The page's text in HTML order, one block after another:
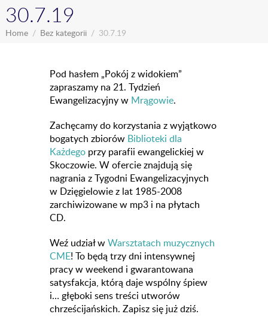
30.7.19
Home Bez kategorii 30.7.19
Pod hasłem „Pokój z widokiem”
zapraszamy na 21. Tydzień
Ewangelizacyjny w Mrągowie.
Zachęcamy do korzystania z wyjątkowo
bogatych zbiorów Biblioteki dla
Każdego przy parafii ewangelickiej w
Skoczowie. W ofercie znajdują się
nagrania z Tygodni Ewangelizacyjnych
w Dzięgielowie z lat 1985-2008
zarchiwizowane w mp3 i na płytach
CD.
Weź udział wWarsztatach muzycznych
CME! To będą trzy dni intensywnej
pracy w weekend i gwarantowana
satysfakcja, którą daje wspólny śpiew
i… głęboki sens treści utworów
chrześcijańskich. Zapisz się już dziś.